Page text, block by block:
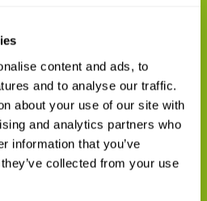
content and ads, to
and to analyse our traffic.
about your use of our site with
and analytics partners who
information that you’ve
collected from your use